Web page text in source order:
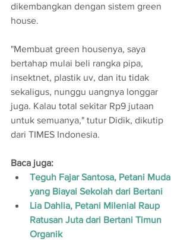
dikembangkan dengan sistem green
house.
"Membuat green housenya, saya
bertahap mulai beli rangka pipa,
insektnet, plastik uv, dan itu tidak
sekaligus, nunggu uangnya longgar
juga. Kalau total sekitar Rp9 jutaan
untuk semuanya," tutur Didik, dikutip
dari TIMES Indonesia.
Baca juga:
Teguh Fajar Santosa, Petani Muda
yang Biayai Sekolah dari Bertani
Lia Dahlia, Petani Milenial Raup
Ratusan Juta dari Bertani Timun
Organik